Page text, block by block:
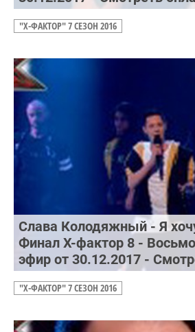
"Х-ФАКТОР" 7 СЕЗОН 2016
Слава Колодяжный - Я
Финал Х-фактор 8 -
эфир от 30.12.2017 -
"Х-ФАКТОР" 7 СЕЗОН 2016